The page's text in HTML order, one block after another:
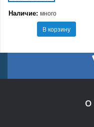
Наличие: много
В корзину
О